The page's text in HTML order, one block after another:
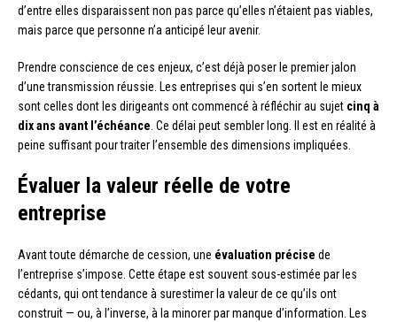
d’entre elles disparaissent non pas parce qu’elles n’étaient pas viables,
mais parce que personne n’a anticipé leur avenir.
Prendre conscience de ces enjeux, c’est déjà poser le premier jalon
d’une transmission réussie. Les entreprises qui s’en sortent le mieux
sont celles dont les dirigeants ont commencé à réfléchir au sujet cinq à
dix ans avant l’échéance. Ce délai peut sembler long. Il est en réalité à
peine suffisant pour traiter l’ensemble des dimensions impliquées.
Évaluer la valeur réelle de votre
entreprise
Avant toute démarche de cession, une évaluation précise de
l’entreprise s’impose. Cette étape est souvent sous-estimée par les
cédants, qui ont tendance à surestimer la valeur de ce qu’ils ont
construit — ou, à l’inverse, à la minorer par manque d’information. Les